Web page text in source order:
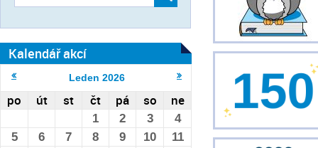
Kalendář akcí
Leden 2026
po út st čt pá so ne
1 2 3
4
5
6 7 8 9 10
11